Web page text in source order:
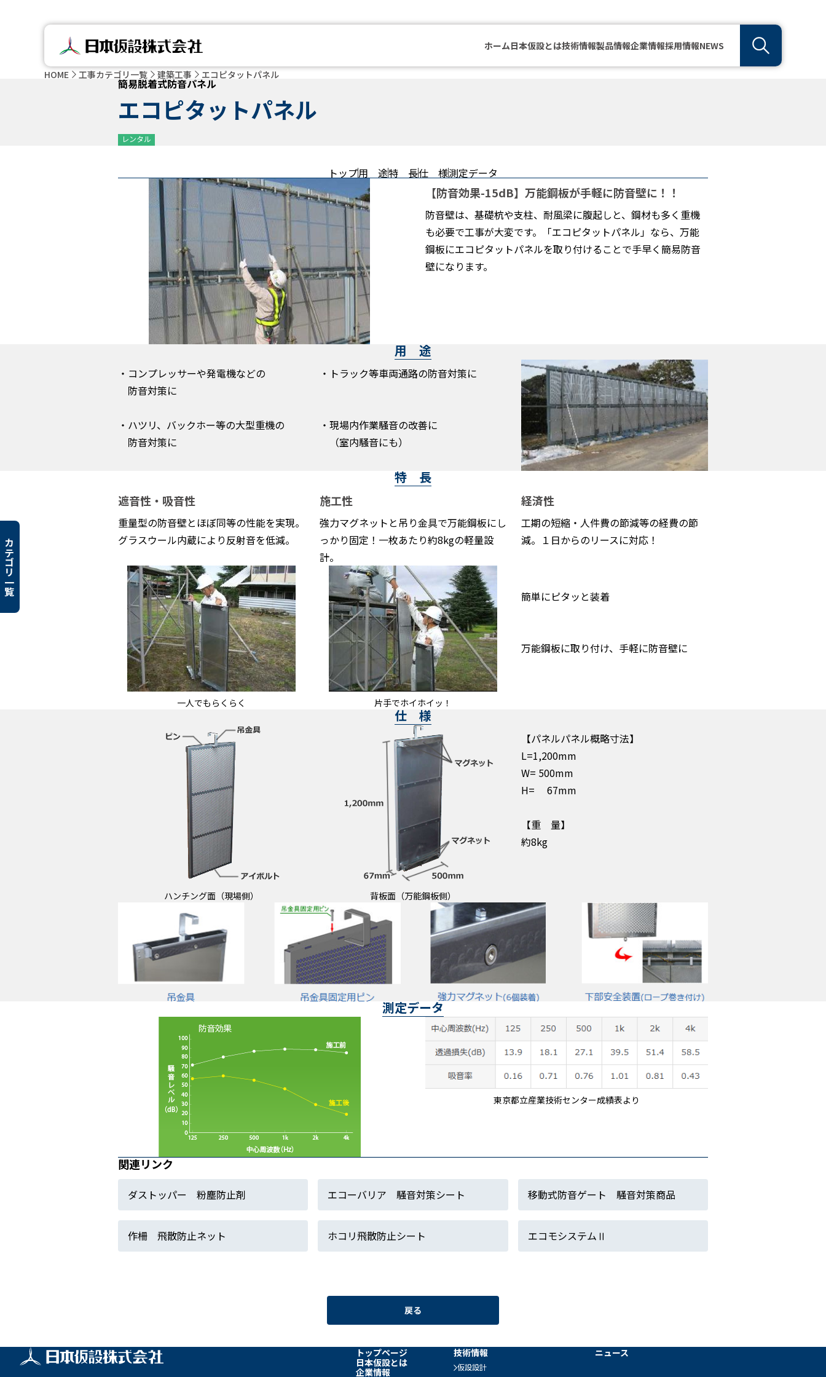
ホーム日本仮設とは技術情報製品情報企業情報採用情報NEWS
HOME 工事カテゴリ一覧 建築工事 エコピタットパネル
簡易脱着式防音パネル
エコピタットパネル
レンタル
トップ用 途特 長仕 様測定データ
【防音効果-15dB】万能鋼板が手軽に防音壁に！！
防音壁は、基礎杭や支柱、耐風梁に腹起しと、鋼材も多く重機
も必要で工事が大変です。「エコピタットパネル」なら、万能
鋼板にエコピタットパネルを取り付けることで手早く簡易防音
壁になります。
用 途
・コンプレッサーや発電機などの
防音対策に
・ハツリ、バックホー等の大型重機の
防音対策に
・トラック等車両通路の防音対策に
・現場内作業騒音の改善に
（室内騒音にも）
特 長
遮音性・吸音性
重量型の防音壁とほぼ同等の性能を実現。
グラスウール内蔵により反射音を低減。
施工性
強力マグネットと吊り金具で万能鋼板にし
っかり固定！一枚あたり約8kgの軽量設
計。
経済性
工期の短縮・人件費の節減等の経費の節
減。１日からのリースに対応！
一人でもらくらく 片手でホイホイッ！
簡単にピタッと装着
万能鋼板に取り付け、手軽に防音壁に
仕 様
ハンチング面（現場側） 背板面（万能鋼板側）
【パネルパネル概略寸法】
L=1,200mm
W= 500mm
H= 67mm
【重 量】
約8kg
測定データ
東京都立産業技術センター成績表より
関連リンク
ダストッパー 粉塵防止剤 エコーバリア 騒音対策シート 移動式防音ゲート 騒音対策商品
作柵 飛散防止ネット ホコリ飛散防止シート エコモシステムⅡ
戻る
トップページ
日本仮設とは
企業情報
技術情報
仮設設計
ニュース
カテゴリ一覧